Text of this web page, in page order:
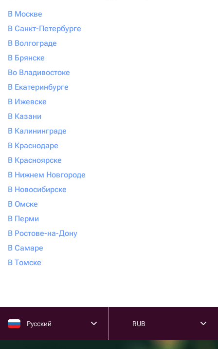
В Москве
В Санкт-Петербурге
В Волгограде
В Брянске
Во Владивостоке
В Екатеринбурге
В Ижевске
В Казани
В Калининграде
В Краснодаре
В Красноярске
В Нижнем Новгороде
В Новосибирске
В Омске
В Перми
В Ростове-на-Дону
В Самаре
В Томске
Русский RUB